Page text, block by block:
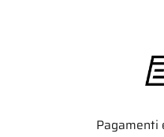
Pagamenti